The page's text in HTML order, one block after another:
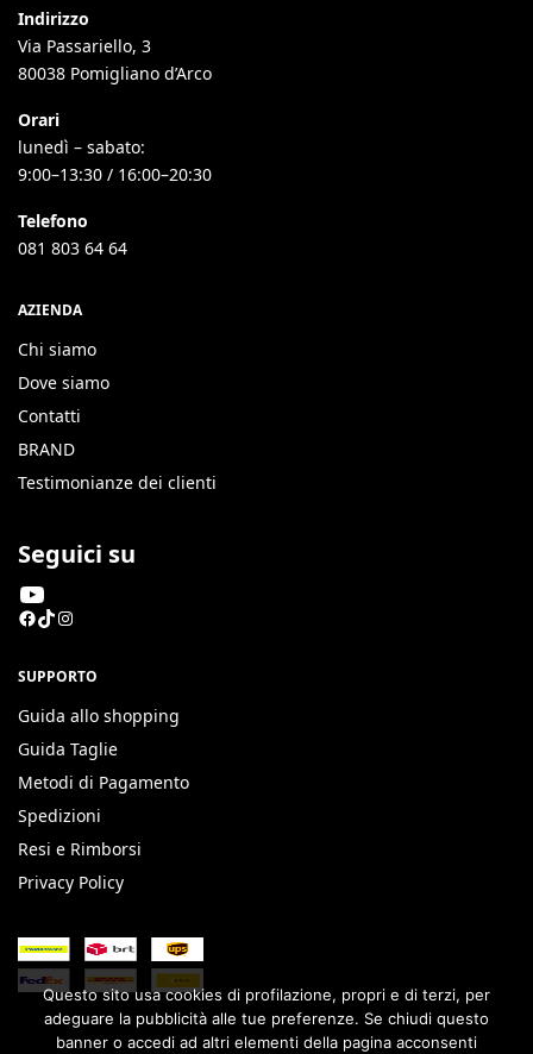
Indirizzo
Via Passariello, 3
80038 Pomigliano d’Arco
Orari
lunedì – sabato:
9:00–13:30 / 16:00–20:30
Telefono
081 803 64 64
AZIENDA
Chi siamo
Dove siamo
Contatti
BRAND
Testimonianze dei clienti
Seguici su
SUPPORTO
Guida allo shopping
Guida Taglie
Metodi di Pagamento
Spedizioni
Resi e Rimborsi
Privacy Policy
Questo sito usa cookies di profilazione, propri e di terzi, per
adeguare la pubblicità alle tue preferenze. Se chiudi questo
banner o accedi ad altri elementi della pagina acconsenti